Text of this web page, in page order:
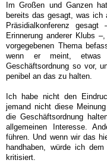
Im Großen und Ganzen
bereits das gesagt, was ich
Präsidialkonferenz
Erinnerung anderer Klubs
vorgegebenen Thema
wenn er meint,
Geschäftsordnung so vor,
penibel an das zu halten.
Ich habe nicht den
jemand nicht diese
die Geschäftsordnung
allgemeinen Interesse.
führen. Und wenn wir das
handhaben, würde ich
kritisiert.